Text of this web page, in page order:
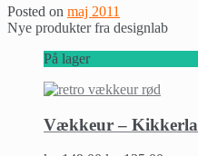
Posted on maj 2011
Nye produkter fra designlab
På lager
Vækkeur –